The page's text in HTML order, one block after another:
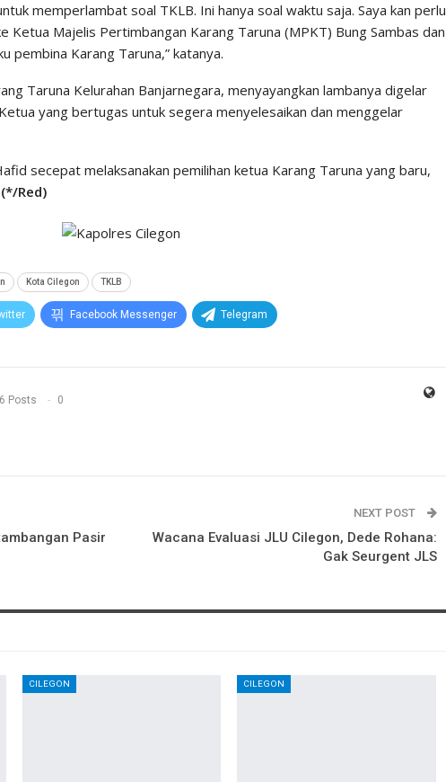
memperlambat soal TKLB. Ini hanya soal waktu saja. Saya kan perlu
Ketua Majelis Pertimbangan Karang Taruna (MPKT) Bung Sambas dan
pembina Karang Taruna,” katanya.
Taruna Kelurahan Banjarnegara, menyayangkan lambanya digelar
yang bertugas untuk segera menyelesaikan dan menggelar
secepat melaksanakan pemilihan ketua Karang Taruna yang baru,
(*/Red)
Kota Cilegon TKLB
Facebook Messenger Telegram
Posts 0
Pasir
NEXT POST
Wacana Evaluasi JLU Cilegon, Dede Rohana:
Gak Seurgent JLS
CILEGON CILEGON